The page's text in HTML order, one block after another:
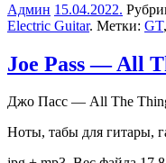
Админ 15.04.2022.
Electric Guitar. Метки: GT,
Joe Pass — All
Джо Пасс — All The
Ноты, табы для гитары,